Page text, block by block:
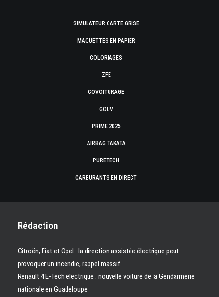
SIMULATEUR CARTE GRISE
MAQUETTES EN PAPIER
COLORIAGES
ZFE
COVOITURAGE
GOUV
PRIME 2025
AIRBAG TAKATA
PURETECH
CARBURANTS EN DIRECT
Rédaction
Citroën, Fiat et Opel : la direction assistée électrique peut
provoquer un incendie, rappel massif
Renault 4 E-Tech électrique : nouvelle voiture de la Gendarmerie
nationale en Guadeloupe